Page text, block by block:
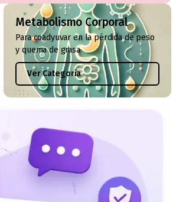
Metabolismo Corporal
Para coadyuvar en la pérdida de peso
y quema de grasa
Ver Categoría